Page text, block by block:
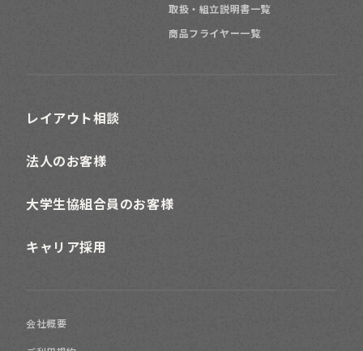
取扱・組立説明書一覧
商品フライヤー一覧
レイアウト相談
法人のお客様
大学生協組合員のお客様
キャリア採用
会社概要